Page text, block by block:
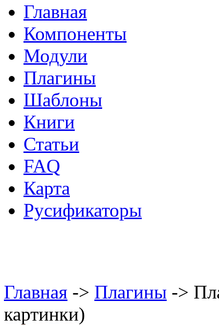
Главная
Компоненты
Модули
Плагины
Шаблоны
Книги
Статьи
FAQ
Карта
Русификаторы
Главная -> Плагины ->
картинки)